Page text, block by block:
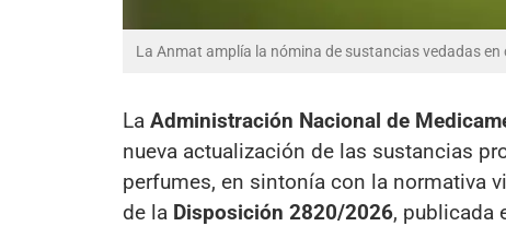
La Anmat amplía la nómina de sustancias vedadas
La Administración Nacional de
nueva actualización de las sustancias
perfumes, en sintonía con la normativa
de la Disposición 2820/2026, publicada